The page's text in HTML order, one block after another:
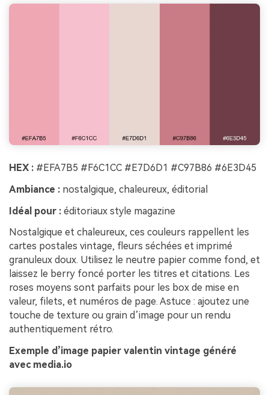
HEX : #EFA7B5 #F6C1CC #E7D6D1 #C97B86 #6E3D45
Ambiance : nostalgique, chaleureux, éditorial
Idéal pour : éditoriaux style magazine
Nostalgique et chaleureux, ces couleurs rappellent les
cartes postales vintage, fleurs séchées et imprimé
granuleux doux. Utilisez le neutre papier comme fond, et
laissez le berry foncé porter les titres et citations. Les
roses moyens sont parfaits pour les box de mise en
valeur, filets, et numéros de page. Astuce : ajoutez une
touche de texture ou grain d’image pour un rendu
authentiquement rétro.
Exemple d’image papier valentin vintage généré
avec media.io